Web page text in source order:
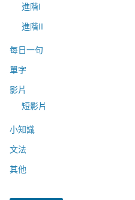
進階I
進階II
每日一句
單字
影片
短影片
小知識
文法
其他